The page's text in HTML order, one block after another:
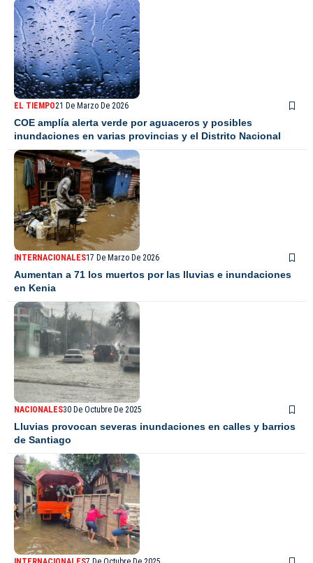
EL TIEMPO21 De Marzo De 2026
COE amplía alerta verde por aguaceros y posibles
inundaciones en varias provincias y el Distrito Nacional
INTERNACIONALES17 De Marzo De 2026
Aumentan a 71 los muertos por las lluvias e inundaciones
en Kenia
NACIONALES30 De Octubre De 2025
Lluvias provocan severas inundaciones en calles y barrios
de Santiago